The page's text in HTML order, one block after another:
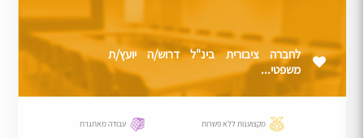
לחברה ציבורית בינ"ל דרוש/ה יועץ/ת
משפטי...
מקצוענות ללא פשרות עבודה מאתגרת